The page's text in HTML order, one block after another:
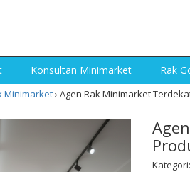
Konsultan Minimarket Rak
Minimarket› Agen Rak Minimarket
Kategori: